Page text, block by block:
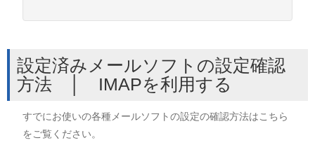
設定済みメールソフトの設定確認
方法 │ IMAPを利用する
すでにお使いの各種メールソフトの設定の確認方法はこちら
をご覧ください。